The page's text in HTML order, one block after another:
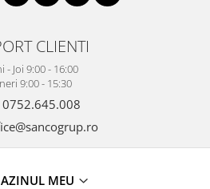
CLIENTI
- Joi 9:00 - 16:00
9:00 - 15:30
0752.645.008
MEU